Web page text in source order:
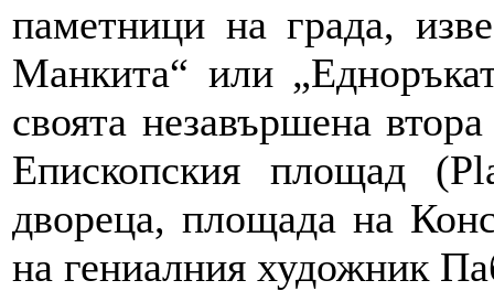
паметници на града,
Манкита“ или
своята незавършена
Епископския площад
двореца, площада на
на гениалния художник